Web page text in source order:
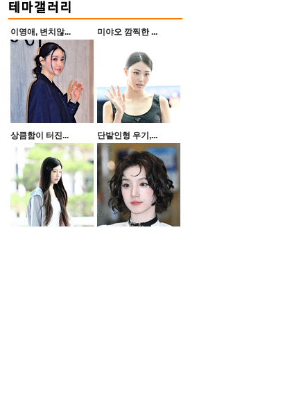
이영애, 변치않... 미야오 깜찍한 ...
상큼함이 터진... 단발인형 우기,...